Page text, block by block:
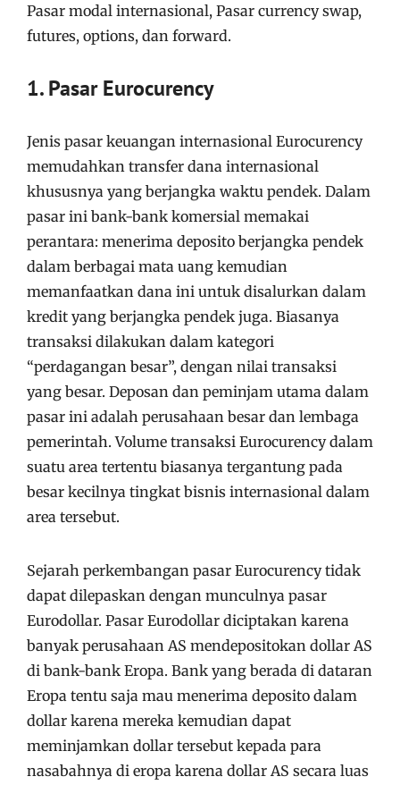
Pasar modal internasional, Pasar currency swap,
futures, options, dan forward.
1. Pasar Eurocurency
Jenis pasar keuangan internasional Eurocurency
memudahkan transfer dana internasional
khususnya yang berjangka waktu pendek. Dalam
pasar ini bank-bank komersial memakai
perantara: menerima deposito berjangka pendek
dalam berbagai mata uang kemudian
memanfaatkan dana ini untuk disalurkan dalam
kredit yang berjangka pendek juga. Biasanya
transaksi dilakukan dalam kategori
“perdagangan besar”, dengan nilai transaksi
yang besar. Deposan dan peminjam utama dalam
pasar ini adalah perusahaan besar dan lembaga
pemerintah. Volume transaksi Eurocurency dalam
suatu area tertentu biasanya tergantung pada
besar kecilnya tingkat bisnis internasional dalam
area tersebut.
Sejarah perkembangan pasar Eurocurency tidak
dapat dilepaskan dengan munculnya pasar
Eurodollar. Pasar Eurodollar diciptakan karena
banyak perusahaan AS mendepositokan dollar AS
di bank-bank Eropa. Bank yang berada di dataran
Eropa tentu saja mau menerima deposito dalam
dollar karena mereka kemudian dapat
meminjamkan dollar tersebut kepada para
nasabahnya di eropa karena dollar AS secara luas